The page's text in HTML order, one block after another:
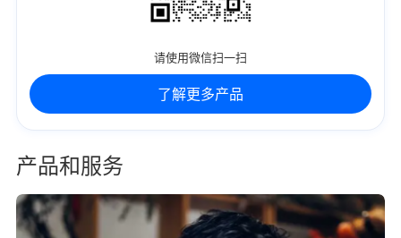
请使用微信扫一扫
了解更多产品
产品和服务